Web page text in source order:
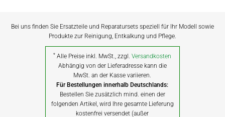
Bei uns finden Sie Ersatzteile und Reparatursets speziell für Ihr Modell sowie
Produkte zur Reinigung, Entkalkung und Pflege.
* Alle Preise inkl. MwSt., zzgl.Versandkosten
Abhängig von der Lieferadresse kann die
MwSt. an der Kasse variieren.
Für Bestellungen innerhalb Deutschlands:
Bestellen Sie zusätzlich mind. einen der
folgenden Artikel, wird Ihre gesamte Lieferung
kostenfrei versendet (außer